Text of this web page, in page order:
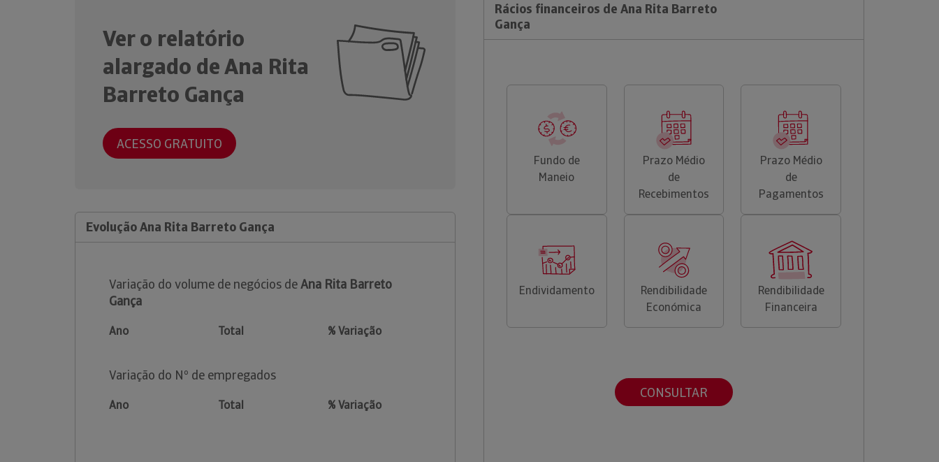
Ver o relatório
alargado de Ana Rita
Barreto Gança
ACESSO GRATUITO
Evolução Ana Rita Barreto Gança
Variação do volume de negócios deAna Rita Barreto
Gança
Ano Total % Variação
Variação do Nº de empregados
Ano Total % Variação
Rácios financeiros de Ana Rita Barreto
Gança
Fundo de
Maneio
Prazo Médio
de
Recebimentos
Prazo Médio
de
Pagamentos
Endividamento
Rendibilidade
Económica
Rendibilidade
Financeira
CONSULTAR